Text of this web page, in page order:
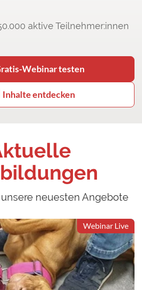
aktive Teilnehmer:innen
Webinar testen
Inhalte entdecken
neuesten Angebote
Webinar Live